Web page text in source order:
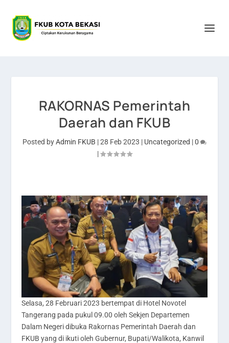
RAKORNAS Pemerintah
Daerah dan FKUB
Posted byAdmin FKUB |28 Feb 2023 | Uncategorized |0
|
Selasa, 28 Februari 2023 bertempat di Hotel Novotel
Tangerang pada pukul 09.00 oleh Sekjen Departemen
Dalam Negeri dibuka Rakornas Pemerintah Daerah dan
FKUB yang di ikuti oleh Gubernur, Bupati/Walikota, Kanwil